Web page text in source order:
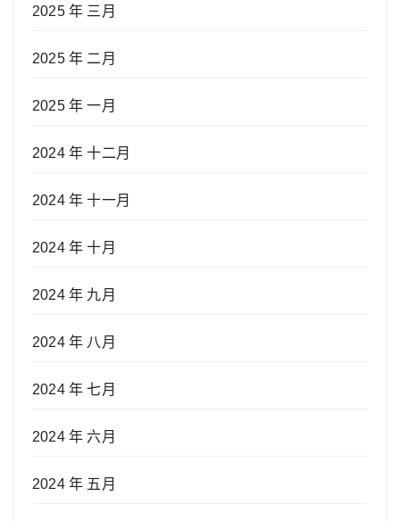
2025 年 三月
2025 年 二月
2025 年 一月
2024 年 十二月
2024 年 十一月
2024 年 十月
2024 年 九月
2024 年 八月
2024 年 七月
2024 年 六月
2024 年 五月